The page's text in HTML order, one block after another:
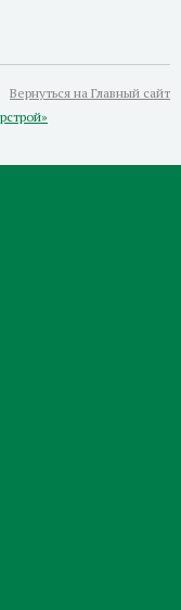
Вернуться на Главный сайт